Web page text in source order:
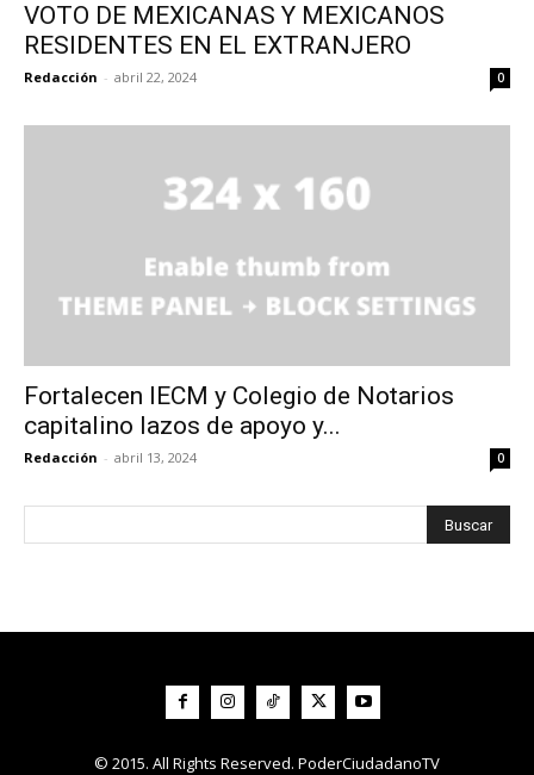
VOTO DE MEXICANAS Y MEXICANOS
RESIDENTES EN EL EXTRANJERO
Redacción - abril 22, 2024 0
Fortalecen IECM y Colegio de Notarios
capitalino lazos de apoyo y...
Redacción - abril 13, 2024 0
© 2015. All Rights Reserved. PoderCiudadanoTV